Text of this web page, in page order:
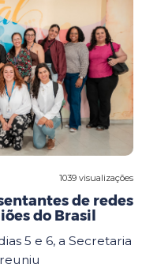
1039 visualizações
de redes
do Brasil
5 e 6, a Secretaria